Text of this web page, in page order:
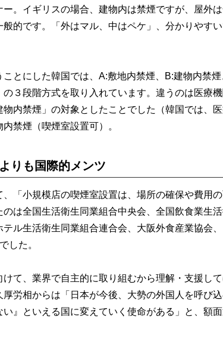
。イギリスの場合、建物内は禁煙ですが、屋外
的です。「外はマル、中はペケ」、分かりやす
とにした韓国では、A:敷地内禁煙、B:建物内禁煙
３段階方式を取り入れています。違うのは医療
物内禁煙」の対象としたことでした（韓国では、
禁煙（喫煙室設置可）。
りも国際的メンツ
「小規模店の喫煙室設置は、場所の確保や費用
は全国生活衛生同業組合中央会、全国飲食業生
ル生活衛生同業組合連合会、大阪外食産業協会
した。
て、業界で自主的に取り組むから理解・支援して
労相からは「日本が今後、大勢の外国人を呼び
』といえる国に変えていく使命がある」と、額面